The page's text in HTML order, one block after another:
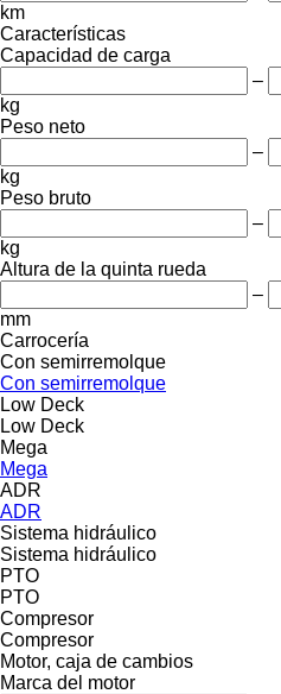
km
Características
Capacidad de carga
–
kg
Peso neto
–
kg
Peso bruto
–
kg
Altura de la quinta rueda
–
mm
Carrocería
Con semirremolque
Con semirremolque
Low Deck
Low Deck
Mega
Mega
ADR
ADR
Sistema hidráulico
Sistema hidráulico
PTO
PTO
Compresor
Compresor
Motor, caja de cambios
Marca del motor